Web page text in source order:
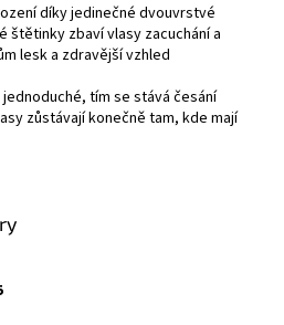
díky jedinečné dvouvrstvé
zbaví vlasy zacuchání a
lesk a zdravější vzhled
tím se stává česání
zůstávají konečně tam, kde mají